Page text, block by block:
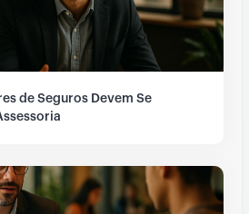
de Seguros Devem Se